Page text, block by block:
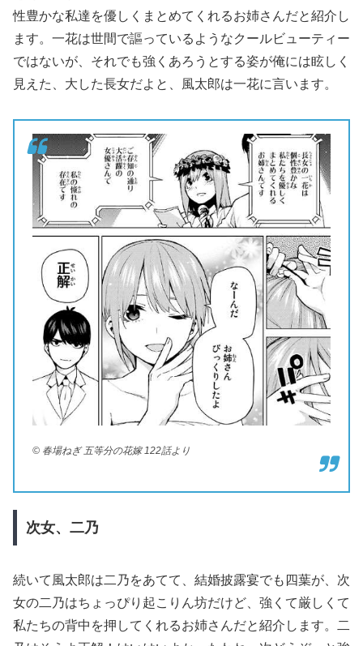
性豊かな私達を優しくまとめてくれるお姉さんだと紹介し
ます。一花は世間で謳っているようなクールビューティー
ではないが、それでも強くあろうとする姿が俺には眩しく
見えた、大した長女だよと、風太郎は一花に言います。
© 春場ねぎ 五等分の花嫁 122話より
次女、二乃
続いて風太郎は二乃をあてて、結婚披露宴でも四葉が、次
女の二乃はちょっぴり起こりん坊だけど、強くて厳しくて
私たちの背中を押してくれるお姉さんだと紹介します。二